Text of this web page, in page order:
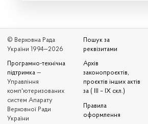
© Верховна Рада
України 1994—2026
Програмно-технічна
підтримка —
Управління
комп'ютеризованих
систем Апарату
Верховної Ради
України
Пошук за
реквізитами
Архів
законопроєктів,
проєктів інших актів
за ( III – IX скл.)
Правила
оформлення